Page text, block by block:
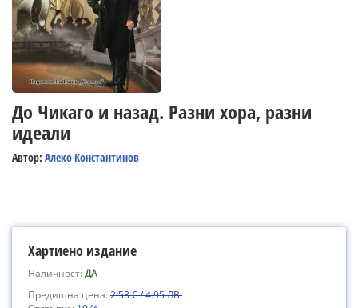
До Чикаго и назад. Разни хора, разни
идеали
Автор: Алеко Константинов
Хартиено издание
Наличност:ДА
Предишна цена:2.53 € / 4.95 ЛВ.